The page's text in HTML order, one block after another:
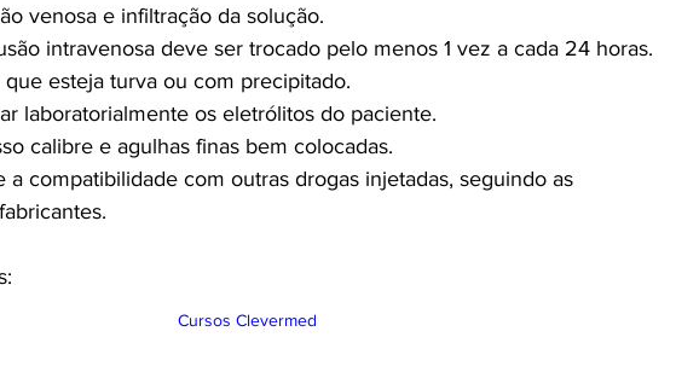
venosa e infiltração da solução.
intravenosa deve ser trocado pelo menos 1 vez a cada 24 horas.
esteja turva ou com precipitado.
laboratorialmente os eletrólitos do paciente.
calibre e agulhas finas bem colocadas.
a compatibilidade com outras drogas injetadas, seguindo as
Cursos Clevermed